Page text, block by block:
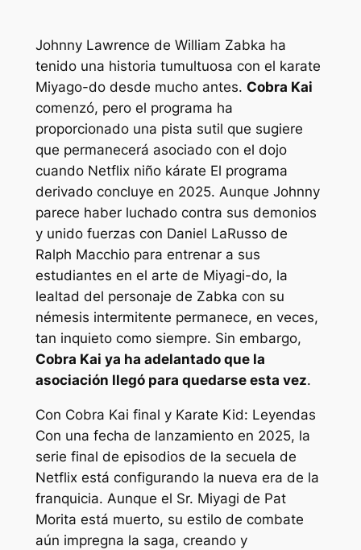
Johnny Lawrence de William Zabka ha
tenido una historia tumultuosa con el karate
Miyago-do desde mucho antes. Cobra Kai
comenzó, pero el programa ha
proporcionado una pista sutil que sugiere
que permanecerá asociado con el dojo
cuando Netflix niño kárate El programa
derivado concluye en 2025. Aunque Johnny
parece haber luchado contra sus demonios
y unido fuerzas con Daniel LaRusso de
Ralph Macchio para entrenar a sus
estudiantes en el arte de Miyagi-do, la
lealtad del personaje de Zabka con su
némesis intermitente permanece, en veces,
tan inquieto como siempre. Sin embargo,
Cobra Kai ya ha adelantado que la
asociación llegó para quedarse esta vez.
Con Cobra Kai final y Karate Kid: Leyendas
Con una fecha de lanzamiento en 2025, la
serie final de episodios de la secuela de
Netflix está configurando la nueva era de la
franquicia. Aunque el Sr. Miyagi de Pat
Morita está muerto, su estilo de combate
aún impregna la saga, creando y